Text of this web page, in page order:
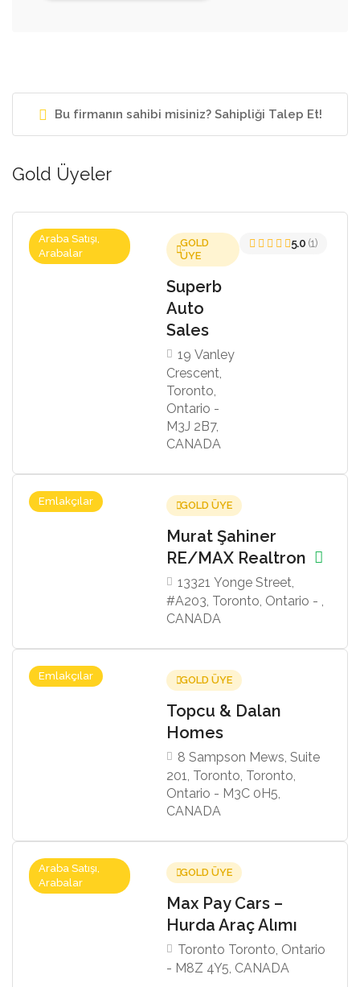
Bu firmanın sahibi misiniz? Sahipliği Talep Et!
Gold Üyeler
Araba Satışı,
Arabalar
GOLD
ÜYE
Superb
Auto
Sales
19 Vanley
Crescent,
Toronto,
Ontario -
M3J 2B7,
CANADA
5.0 (1)
Emlakçılar GOLD ÜYE
Murat Şahiner
RE/MAX Realtron
13321 Yonge Street,
#A203, Toronto, Ontario - ,
CANADA
Emlakçılar GOLD ÜYE
Topcu & Dalan
Homes
8 Sampson Mews, Suite
201, Toronto, Toronto,
Ontario - M3C 0H5,
CANADA
Araba Satışı,
Arabalar
GOLD ÜYE
Max Pay Cars –
Hurda Araç Alımı
Toronto Toronto, Ontario
- M8Z 4Y5, CANADA